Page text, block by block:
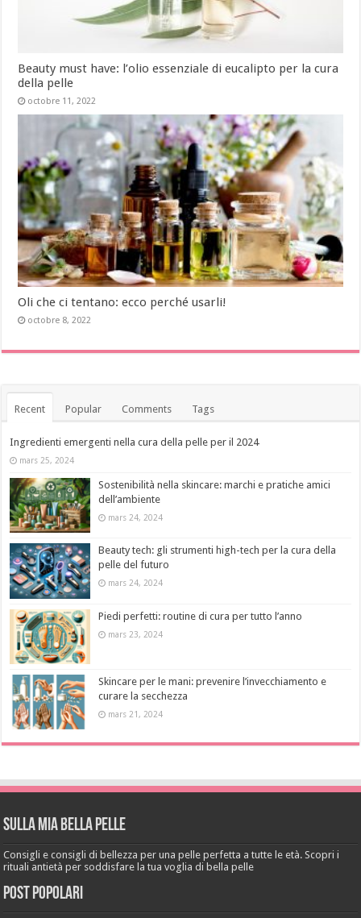
Beauty must have: l’olio essenziale di eucalipto per la cura
della pelle
octobre 11, 2022
Oli che ci tentano: ecco perché usarli!
octobre 8, 2022
Recent Popular Comments Tags
Ingredienti emergenti nella cura della pelle per il 2024
mars 25, 2024
Sostenibilità nella skincare: marchi e pratiche amici
dell’ambiente
mars 24, 2024
Beauty tech: gli strumenti high-tech per la cura della
pelle del futuro
mars 24, 2024
Piedi perfetti: routine di cura per tutto l’anno
mars 23, 2024
Skincare per le mani: prevenire l’invecchiamento e
curare la secchezza
mars 21, 2024
Sulla mia bella pelle
Consigli e consigli di bellezza per una pelle perfetta a tutte le età. Scopri i
rituali antietà per soddisfare la tua voglia di bella pelle
Post popolari